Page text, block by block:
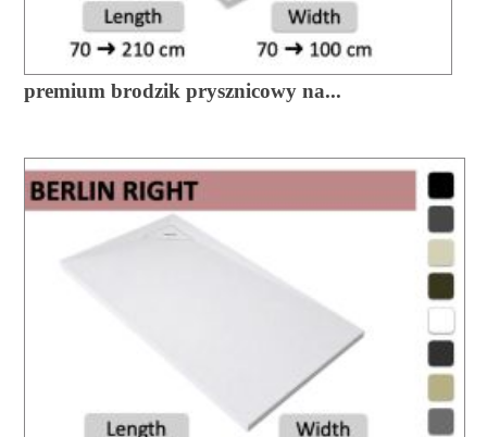
premium brodzik prysznicowy na...